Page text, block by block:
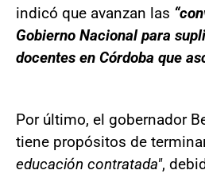
indicó que avanzan las
Gobierno Nacional para
docentes en Córdoba que
Por último, el gobernador
tiene propósitos de
educación contratada",